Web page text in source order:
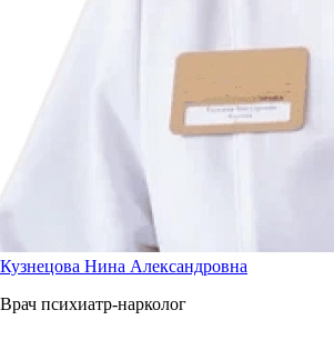
Кузнецова Нина Александровна
Врач психиатр-нарколог